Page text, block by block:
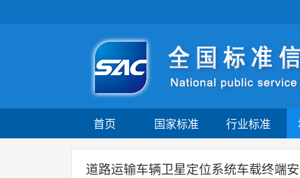
首页 国家标准 行业标准
道路运输车辆卫星定位系统车载终端